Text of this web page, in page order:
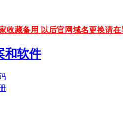
藏备用 以后官网域名更换请